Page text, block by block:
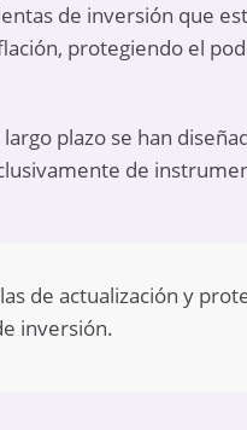
de inversión que
protegiendo el
plazo se han
de
de actualización y
inversión.